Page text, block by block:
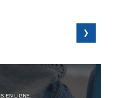
EN LIGNE